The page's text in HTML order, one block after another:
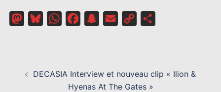
MastodonBlueskyWhatsAppFacebookSnapchat
Email
Copy
D’ARTICLE
DECASIA Interview et nouveau clip « Ilion &
Hyenas At The Gates »